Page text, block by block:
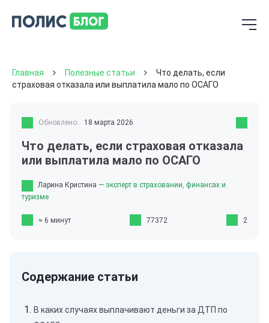
Главная Полезные статьи
Что делать, если
страховая отказала или выплатила мало по ОСАГО
Обновлено: 18 марта 2026
Что делать, если страховая отказала
или выплатила мало по ОСАГО
Ларина Кристина — эксперт в страховании, финансах и
туризме
≈ 6 минут 77372 2
В каких случаях выплачивают деньги за ДТП по